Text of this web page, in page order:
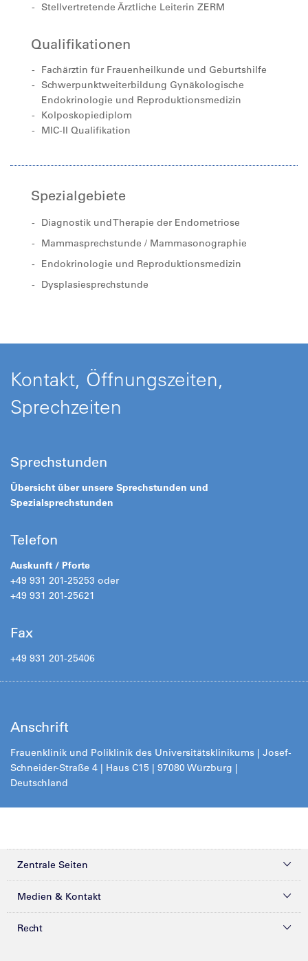
Stellvertretende Ärztliche Leiterin ZERM
Qualifikationen
Fachärztin für Frauenheilkunde und Geburtshilfe
Schwerpunktweiterbildung Gynäkologische
Endokrinologie und Reproduktionsmedizin
Kolposkopiediplom
MIC-II Qualifikation
Spezialgebiete
Diagnostik und Therapie der Endometriose
Mammasprechstunde / Mammasonographie
Endokrinologie und Reproduktionsmedizin
Dysplasiesprechstunde
Kontakt, Öffnungszeiten,
Sprechzeiten
Sprechstunden
Übersicht über unsere Sprechstunden und
Spezialsprechstunden
Telefon
Auskunft / Pforte
+49 931 201-25253 oder
+49 931 201-25621
Fax
+49 931 201-25406
Anschrift
Frauenklinik und Poliklinik des Universitätsklinikums | Josef-
Schneider-Straße 4 | Haus C15 | 97080 Würzburg |
Deutschland
Zentrale Seiten
Kliniken & Zentren
Medien & Kontakt
Presse
Recht